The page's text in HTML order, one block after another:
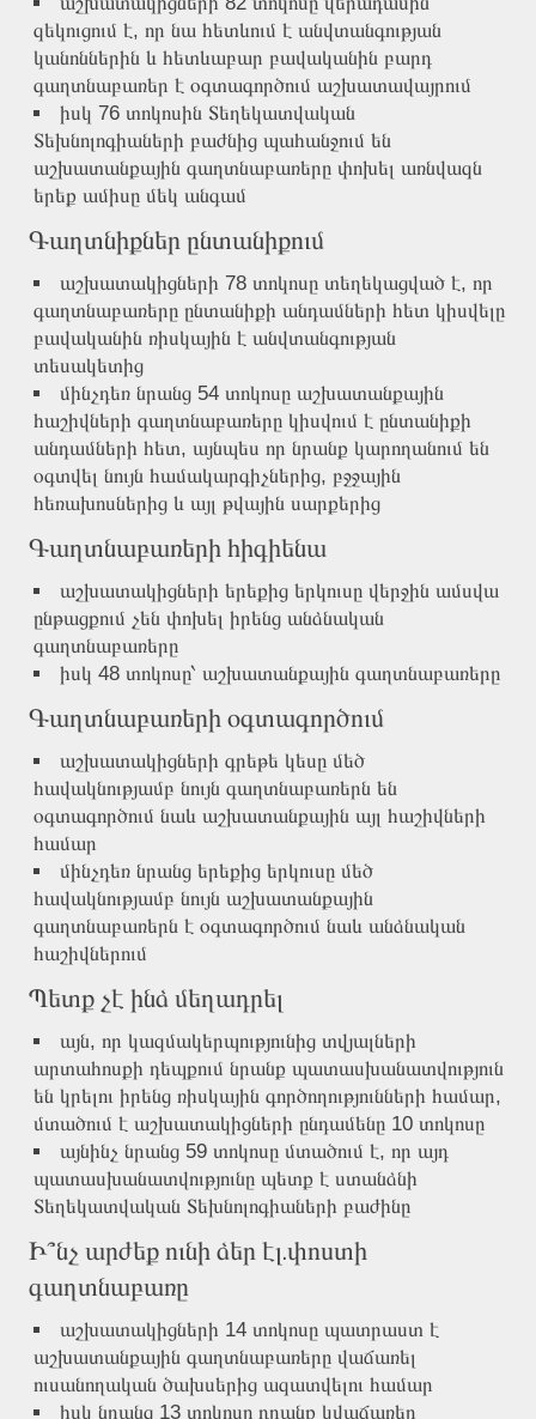
զեկուցում է, որ նա հետևում է անվտանգության
կանոններին և հետևաբար բավականին բարդ
գաղտնաբառեր է օգտագործում աշխատավայրում
իսկ 76 տոկոսին Տեղեկատվական
Տեխնոլոգիաների բաժնից պահանջում են
աշխատանքային գաղտնաբառերը փոխել առնվազն
երեք ամիսը մեկ անգամ
Գաղտնիքներ ընտանիքում
աշխատակիցների 78 տոկոսը տեղեկացված է, որ
գաղտնաբառերը ընտանիքի անդամների հետ կիսվելը
բավականին ռիսկային է անվտանգության
տեսակետից
մինչդեռ նրանց 54 տոկոսը աշխատանքային
հաշիվների գաղտնաբառերը կիսվում է ընտանիքի
անդամների հետ, այնպես որ նրանք կարողանում են
օգտվել նույն համակարգիչներից, բջջային
հեռախոսներից և այլ թվային սարքերից
Գաղտնաբառերի հիգիենա
աշխատակիցների երեքից երկուսը վերջին ամսվա
ընթացքում չեն փոխել իրենց անձնական
գաղտնաբառերը
իսկ 48 տոկոսը՝ աշխատանքային գաղտնաբառերը
Գաղտնաբառերի օգտագործում
աշխատակիցների գրեթե կեսը մեծ
հավակնությամբ նույն գաղտնաբառերն են
օգտագործում նաև աշխատանքային այլ հաշիվների
համար
մինչդեռ նրանց երեքից երկուսը մեծ
հավակնությամբ նույն աշխատանքային
գաղտնաբառերն է օգտագործում նաև անձնական
հաշիվներում
Պետք չէ ինձ մեղադրել
այն, որ կազմակերպությունից տվյալների
արտահոսքի դեպքում նրանք պատասխանատվություն
են կրելու իրենց ռիսկային գործողությունների համար,
մտածում է աշխատակիցների ընդամենը 10 տոկոսը
այնինչ նրանց 59 տոկոսը մտածում է, որ այդ
պատասխանատվությունը պետք է ստանձնի
Տեղեկատվական Տեխնոլոգիաների բաժինը
Ի՞նչ արժեք ունի ձեր էլ.փոստի
գաղտնաբառը
աշխատակիցների 14 տոկոսը պատրաստ է
աշխատանքային գաղտնաբառերը վաճառել
ուսանողական ծախսերից ազատվելու համար
իսկ նրանց 13 տոկոսը դրանք կվաճառեր